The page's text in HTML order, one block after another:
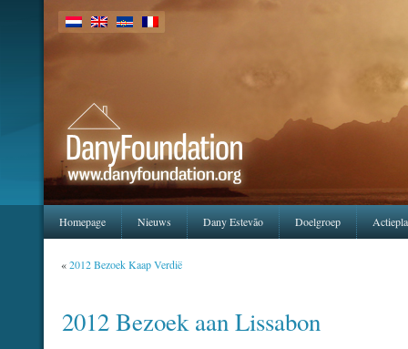
Homepage Nieuws Dany Estevão Doelgroep
«2012 Bezoek Kaap Verdië
2012 Bezoek aan Lissabon